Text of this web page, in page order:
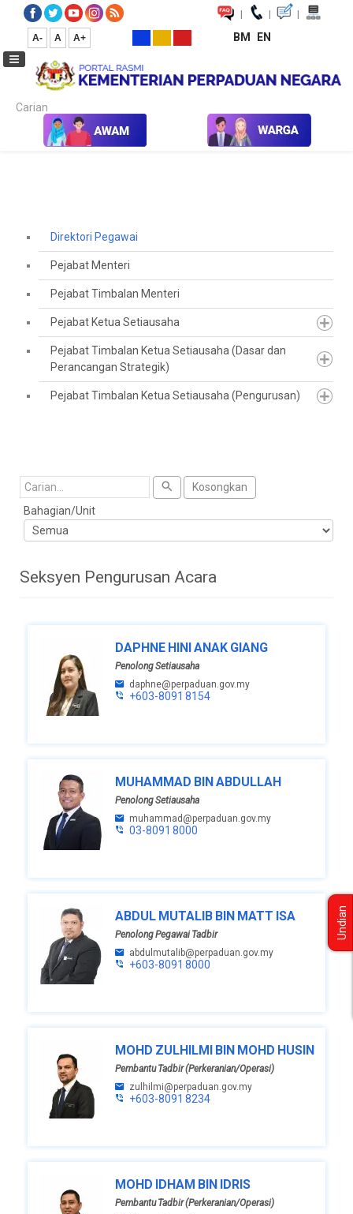
| | |
A- A A+ BM EN
Carian...
Laman Utama
Direktori Pegawai
Pejabat Menteri
Pejabat Timbalan Menteri
Pejabat Ketua Setiausaha
Pejabat Timbalan Ketua Setiausaha (Dasar dan
Perancangan Strategik)
Pejabat Timbalan Ketua Setiausaha (Pengurusan)
Cari
Kosongkan
Bahagian/Unit
Seksyen Pengurusan Acara
DAPHNE HINI ANAK GIANG
Penolong Setiausaha
daphne@perpaduan.gov.my
+603-8091 8154
MUHAMMAD BIN ABDULLAH
Penolong Setiausaha
muhammad@perpaduan.gov.my
03-8091 8000
ABDUL MUTALIB BIN MATT ISA
Penolong Pegawai Tadbir
abdulmutalib@perpaduan.gov.my
+603-8091 8000
MOHD ZULHILMI BIN MOHD HUSIN
Pembantu Tadbir (Perkeranian/Operasi)
zulhilmi@perpaduan.gov.my
+603-8091 8234
MOHD IDHAM BIN IDRIS
Pembantu Tadbir (Perkeranian/Operasi)
Undian